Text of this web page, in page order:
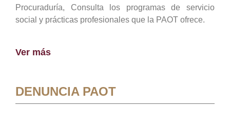
Procuraduría, Consulta los programas de servicio
social y prácticas profesionales que la PAOT ofrece.
Ver más
DENUNCIA PAOT